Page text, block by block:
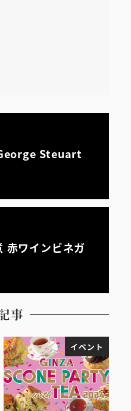
Steuart
赤ワインビネガ
事
イベント